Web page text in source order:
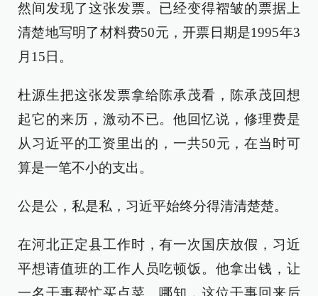
然间发现了这张发票。已经变得褶皱的票据上
清楚地写明了材料费50元，开票日期是1995年3
月15日。
杜源生把这张发票拿给陈承茂看，陈承茂回想
起它的来历，激动不已。他回忆说，修理费是
从习近平的工资里出的，一共50元，在当时可
算是一笔不小的支出。
公是公，私是私，习近平始终分得清清楚楚。
在河北正定县工作时，有一次国庆放假，习近
平想请值班的工作人员吃顿饭。他拿出钱，让
一名干事帮忙买点菜。哪知，这位干事回来后